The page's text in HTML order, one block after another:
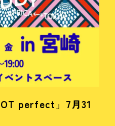
perfect」7月31